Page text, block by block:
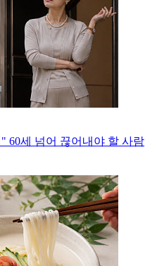
60세 넘어 끊어내야 할 사람